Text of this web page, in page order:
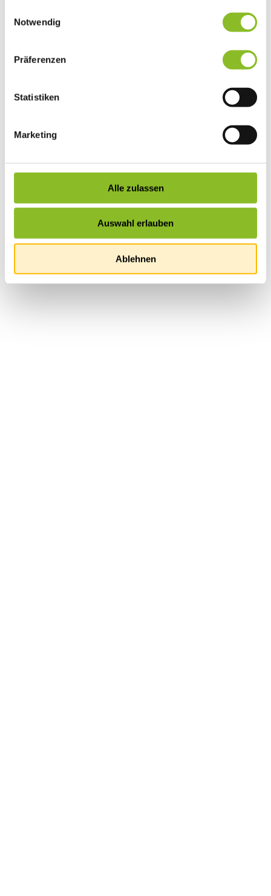
Notwendig
Präferenzen
Statistiken
Marketing
Alle zulassen
Auswahl erlauben
Ablehnen